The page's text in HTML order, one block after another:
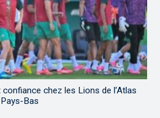
chez les Lions de l’Atlas
Bas